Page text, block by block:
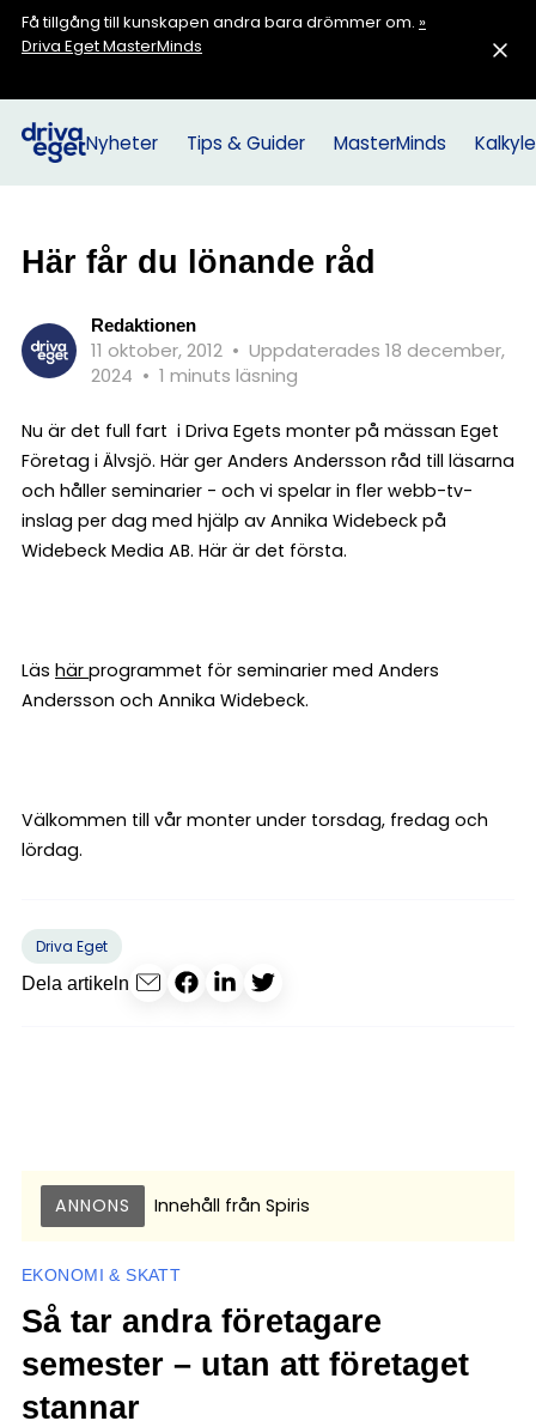
Få tillgång till kunskapen andra bara drömmer om. »
Driva Eget MasterMinds
Nyheter Tips & Guider MasterMinds
Här får du lönande råd
Redaktionen
11 oktober, 2012 • Uppdaterades 18 december,
2024 • 1 minuts läsning
Nu är det full fart i Driva Egets monter på mässan Eget
Företag i Älvsjö. Här ger Anders Andersson råd till läsarna
och håller seminarier - och vi spelar in fler webb-tv-
inslag per dag med hjälp av Annika Widebeck på
Widebeck Media AB. Här är det första.
Läs här programmet för seminarier med Anders
Andersson och Annika Widebeck.
Välkommen till vår monter under torsdag, fredag och
lördag.
Driva Eget
Dela artikeln
ANNONS Innehåll från Spiris
EKONOMI & SKATT
Så tar andra företagare
semester – utan att företaget
stannar